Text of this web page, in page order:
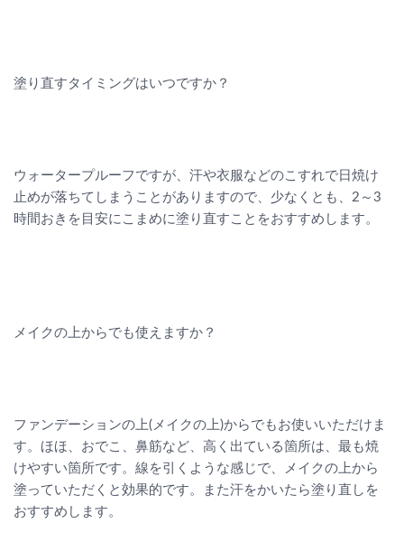
塗り直すタイミングはいつですか？
ウォータープルーフですが、汗や衣服などのこすれで日焼け
止めが落ちてしまうことがありますので、少なくとも、2～3
時間おきを目安にこまめに塗り直すことをおすすめします。
メイクの上からでも使えますか？
ファンデーションの上(メイクの上)からでもお使いいただけま
す。ほほ、おでこ、鼻筋など、高く出ている箇所は、最も焼
けやすい箇所です。線を引くような感じで、メイクの上から
塗っていただくと効果的です。また汗をかいたら塗り直しを
おすすめします。